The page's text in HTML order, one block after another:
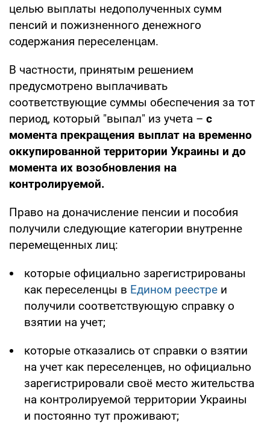
целью выплаты недополученных сумм
пенсий и пожизненного денежного
содержания переселенцам.
В частности, принятым решением
предусмотрено выплачивать
соответствующие суммы обеспечения за тот
период, который "выпал" из учета – с
момента прекращения выплат на временно
оккупированной территории Украины и до
момента их возобновления на
контролируемой.
Право на доначисление пенсии и пособия
получили следующие категории внутренне
перемещенных лиц:
которые официально зарегистрированы
как переселенцы в Едином реестре и
получили соответствующую справку о
взятии на учет;
которые отказались от справки о взятии
на учет как переселенцев, но официально
зарегистрировали своё место жительства
на контролируемой территории Украины
и постоянно тут проживают;